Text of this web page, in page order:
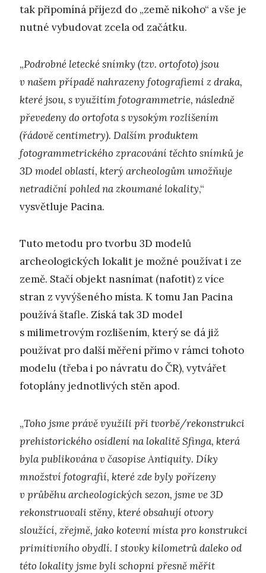
tak připomíná příjezd do „země nikoho“ a vše je
nutné vybudovat zcela od začátku.
„Podrobné letecké snímky (tzv. ortofoto) jsou
v našem případě nahrazeny fotografiemi z draka,
které jsou, s využitím fotogrammetrie, následně
převedeny do ortofota s vysokým rozlišením
(řádově centimetry). Dalším produktem
fotogrammetrického zpracování těchto snímků je
3D model oblastí, který archeologům umožňuje
netradiční pohled na zkoumané lokality,“
vysvětluje Pacina.
Tuto metodu pro tvorbu 3D modelů
archeologických lokalit je možné používat i ze
země. Stačí objekt nasnímat (nafotit) z více
stran z vyvýšeného místa. K tomu Jan Pacina
používá štafle. Získá tak 3D model
s milimetrovým rozlišením, který se dá již
používat pro další měření přímo v rámci tohoto
modelu (třeba i po návratu do ČR), vytvářet
fotoplány jednotlivých stěn apod.
„Toho jsme právě využili při tvorbě/rekonstrukci
prehistorického osídlení na lokalitě Sfinga, která
byla publikována v časopise Antiquity. Díky
množství fotografií, které zde byly pořízeny
v průběhu archeologických sezon, jsme ve 3D
rekonstruovali stěny, které obsahují otvory
sloužící, zřejmě, jako kotevní místa pro konstrukci
primitivního obydlí. I stovky kilometrů daleko od
této lokality jsme byli schopni přesně měřit